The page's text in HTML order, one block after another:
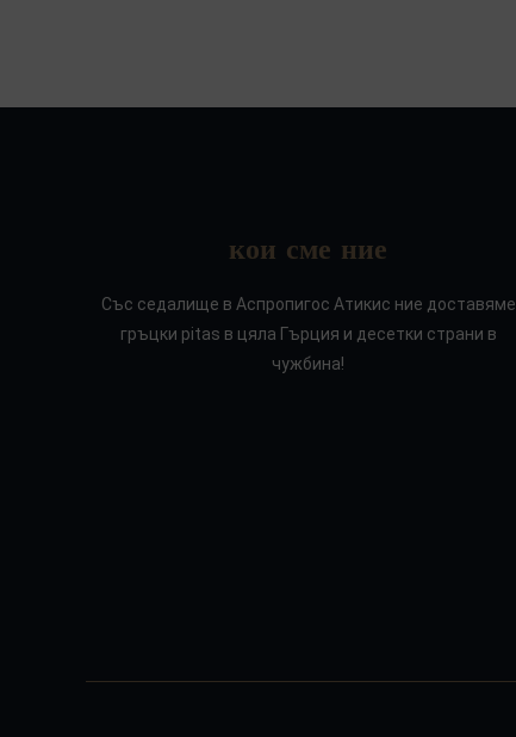
кои сме ние
Със седалище в Аспропигос Атикис ние доставяме
гръцки pitas в цяла Гърция и десетки страни в
чужбина!